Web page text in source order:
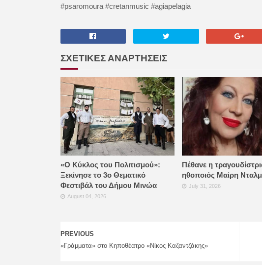
#psaromoura #cretanmusic #agiapelagia
ΣΧΕΤΙΚΕΣ ΑΝΑΡΤΗΣΕΙΣ
«Ο Κύκλος του Πολιτισμού»:
Ξεκίνησε το 3ο Θεματικό
Φεστιβάλ του Δήμου Μινώα
August 04, 2026
Πέθανε η
ηθοποιός Μαίρη
July 31, 2026
PREVIOUS
«Γράμματα» στο Κηποθέατρο «Νίκος Καζαντζάκης»